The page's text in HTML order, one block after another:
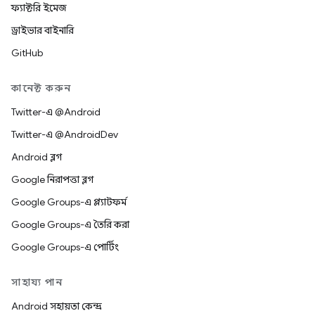
ফ্যাক্টরি ইমেজ
ড্রাইভার বাইনারি
GitHub
কানেক্ট করুন
Twitter-এ @Android
Twitter-এ @AndroidDev
Android ব্লগ
Google নিরাপত্তা ব্লগ
Google Groups-এ প্ল্যাটফর্ম
Google Groups-এ তৈরি করা
Google Groups-এ পোর্টিং
সাহায্য পান
Android সহায়তা কেন্দ্র